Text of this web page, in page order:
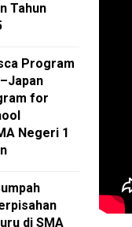
Tahun
Program
for
Negeri 1
di SMA